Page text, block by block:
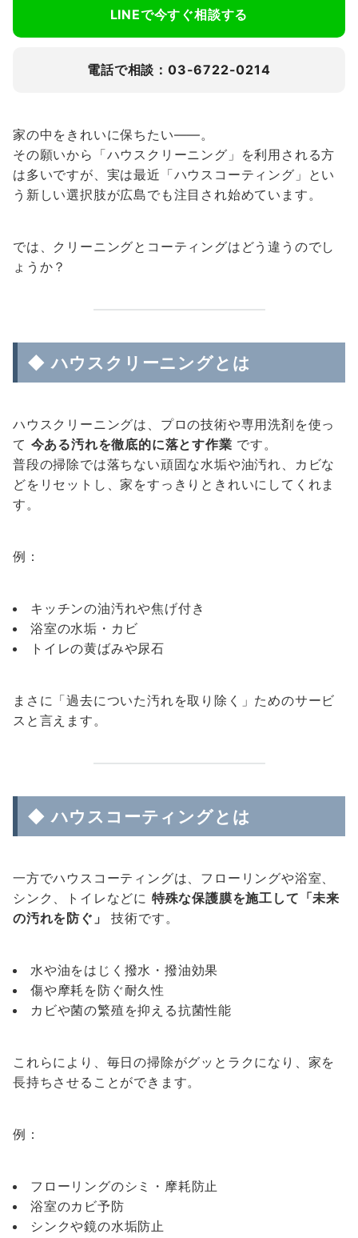
LINEで今すぐ相談する
電話で相談：03-6722-0214
家の中をきれいに保ちたい――。
その願いから「ハウスクリーニング」を利用される方
は多いですが、実は最近「ハウスコーティング」とい
う新しい選択肢が広島でも注目され始めています。
では、クリーニングとコーティングはどう違うのでし
ょうか？
◆ ハウスクリーニングとは
ハウスクリーニングは、プロの技術や専用洗剤を使っ
て 今ある汚れを徹底的に落とす作業 です。
普段の掃除では落ちない頑固な水垢や油汚れ、カビな
どをリセットし、家をすっきりときれいにしてくれま
す。
例：
キッチンの油汚れや焦げ付き
浴室の水垢・カビ
トイレの黄ばみや尿石
まさに「過去についた汚れを取り除く」ためのサービ
スと言えます。
◆ ハウスコーティングとは
一方でハウスコーティングは、フローリングや浴室、
シンク、トイレなどに 特殊な保護膜を施工して「未来
の汚れを防ぐ」
技術です。
水や油をはじく撥水・撥油効果
傷や摩耗を防ぐ耐久性
カビや菌の繁殖を抑える抗菌性能
これらにより、毎日の掃除がグッとラクになり、家を
長持ちさせることができます。
例：
フローリングのシミ・摩耗防止
浴室のカビ予防
シンクや鏡の水垢防止